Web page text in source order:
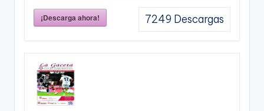
¡Descarga ahora! 7249 Descargas